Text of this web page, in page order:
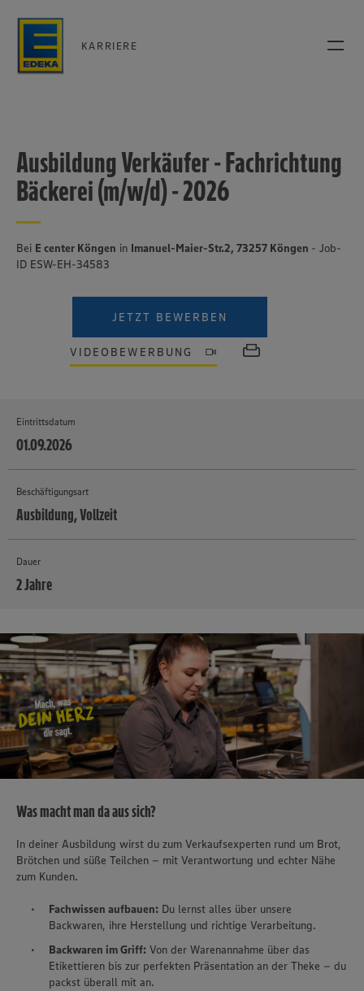
KARRIERE
Ausbildung Verkäufer - Fachrichtung
Bäckerei (m/w/d) - 2026
Bei E center Köngen in Imanuel-Maier-Str.2, 73257 Köngen - Job-
ID ESW-EH-34583
JETZT BEWERBEN
VIDEOBEWERBUNG
Eintrittsdatum
01.09.2026
Beschäftigungsart
Ausbildung, Vollzeit
Dauer
2 Jahre
Was macht man da aus sich?
In deiner Ausbildung wirst du zum Verkaufsexperten rund um Brot,
Brötchen und süße Teilchen – mit Verantwortung und echter Nähe
zum Kunden.
Fachwissen aufbauen: Du lernst alles über unsere
Backwaren, ihre Herstellung und richtige Verarbeitung.
Backwaren im Griff: Von der Warenannahme über das
Etikettieren bis zur perfekten Präsentation an der Theke – du
packst überall mit an.